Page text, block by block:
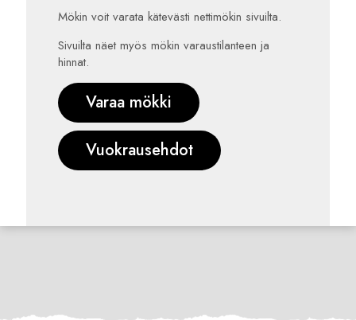
Mökin voit varata kätevästi nettimökin sivuilta.
Sivuilta näet myös mökin varaustilanteen ja
hinnat.
Varaa mökki
Vuokrausehdot